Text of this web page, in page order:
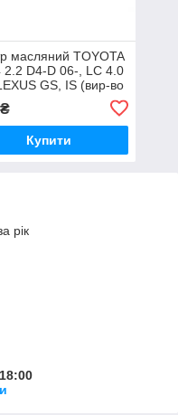
масляний TOYOTA
2.2 D4-D 06-, LC 4.0
GS, IS (вир-во
Купити
рік